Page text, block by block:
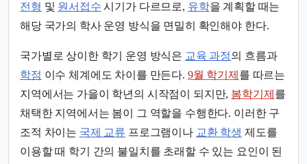
전형 및 원서접수 시기가 다르므로, 유학을 계획할 때는
해당 국가의 학사 운영 방식을 면밀히 확인해야 한다.
국가별로 상이한 학기 운영 방식은 교육 과정의 흐름과
학점 이수 체계에도 차이를 만든다. 9월 학기제 를 따르는
지역에서는 가을이 학년의 시작점이 되지만, 봄학기제 를
채택한 지역에서는 봄이 그 역할을 수행한다. 이러한 구
조적 차이는 국제 교류 프로그램이나 교환 학생 제도를
이용할 때 학기 간의 불일치를 초래할 수 있는 요인이 된